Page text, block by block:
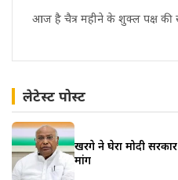
आज है चैत्र महीने के शुक्ल पक्ष
लेटेस्ट पोस्ट
खरगे ने घेरा मोदी सरकार
मांग